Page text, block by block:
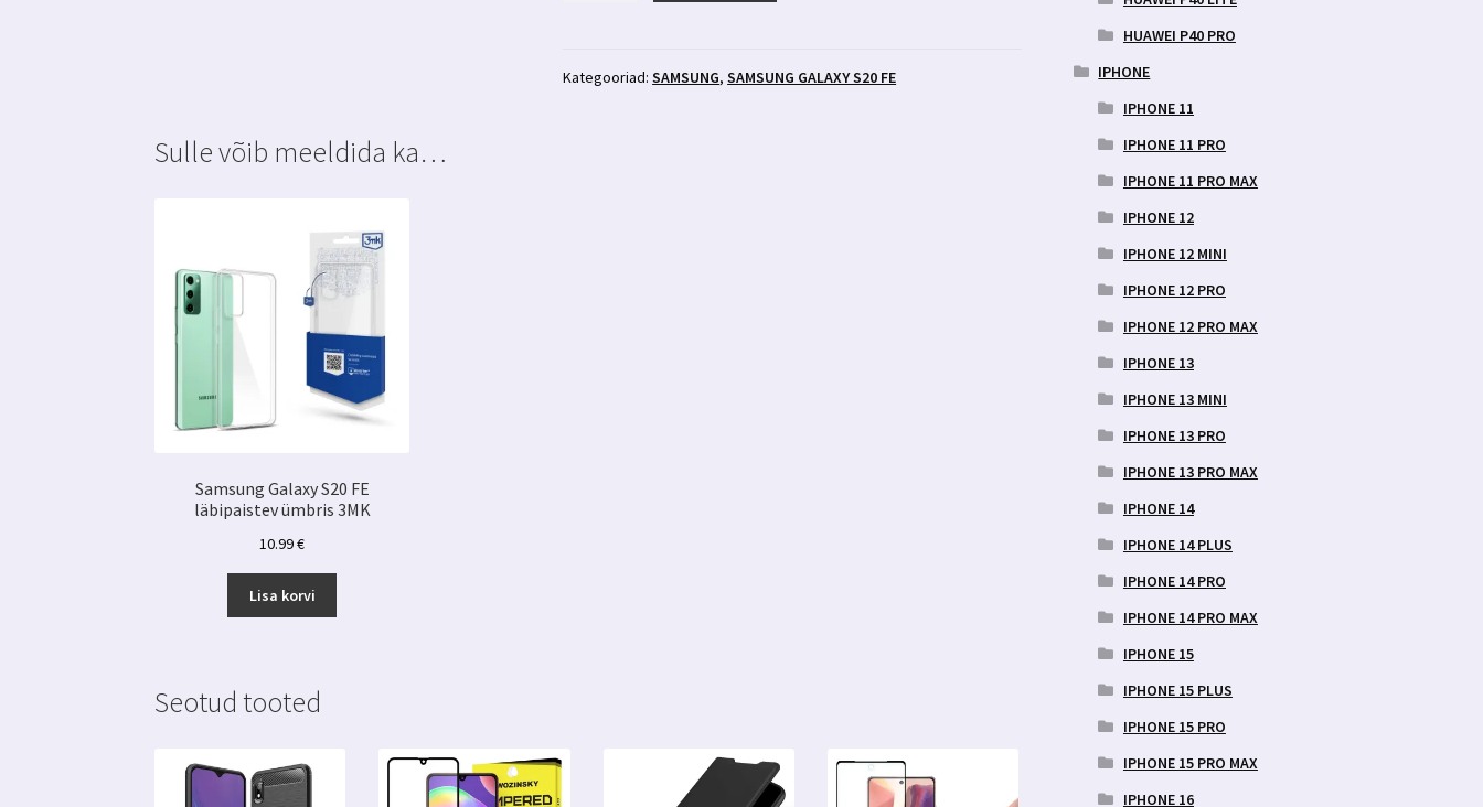
kaitseklaas
Kategooriad:SAMSUNG,SAMSUNG GALAXY S20 FE
Sulle võib meeldida ka…
Samsung Galaxy S20 FE
läbipaistev ümbris 3MK
10.99€
Lisa korvi
Seotud tooted
HUAWEI P40 PRO
IPHONE
IPHONE 11
IPHONE 11 PRO
IPHONE 11 PRO MAX
IPHONE 12
IPHONE 12 MINI
IPHONE 12 PRO
IPHONE 12 PRO MAX
IPHONE 13
IPHONE 13 MINI
IPHONE 13 PRO
IPHONE 13 PRO MAX
IPHONE 14
IPHONE 14 PLUS
IPHONE 14 PRO
IPHONE 14 PRO MAX
IPHONE 15
IPHONE 15 PLUS
IPHONE 15 PRO
IPHONE 15 PRO MAX
IPHONE 16